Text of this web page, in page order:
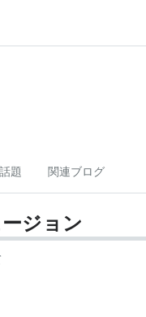
題 関連ブログ
ジョン